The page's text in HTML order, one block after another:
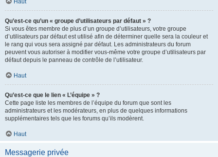
Haut
Qu’est-ce qu’un « groupe d’utilisateurs par défaut » ?
Si vous êtes membre de plus d’un groupe d’utilisateurs, votre groupe
d’utilisateurs par défaut est utilisé afin de déterminer quelle sera la couleur et
le rang qui vous sera assigné par défaut. Les administrateurs du forum
peuvent vous autoriser à modifier vous-même votre groupe d’utilisateurs par
défaut depuis le panneau de contrôle de l’utilisateur.
Haut
Qu’est-ce que le lien « L’équipe » ?
Cette page liste les membres de l’équipe du forum que sont les
administrateurs et les modérateurs, en plus de quelques informations
supplémentaires tels que les forums qu’ils modèrent.
Haut
Messagerie privée